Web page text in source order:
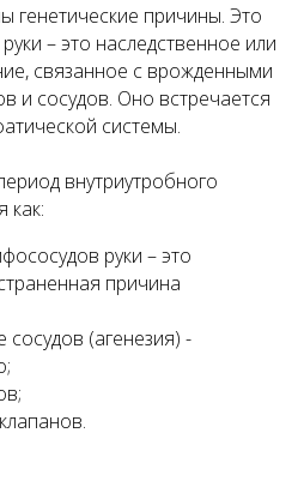
генетические причины. Это
– это наследственное или
связанное с врожденными
и сосудов. Оно встречается
системы.
внутриутробного
как:
руки – это
причина
сосудов (агенезия) -